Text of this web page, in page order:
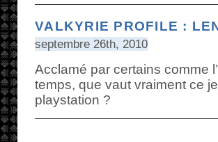
VALKYRIE PROFILE :
septembre 26th, 2010
Acclamé par certains comme
temps, que vaut vraiment ce
playstation ?